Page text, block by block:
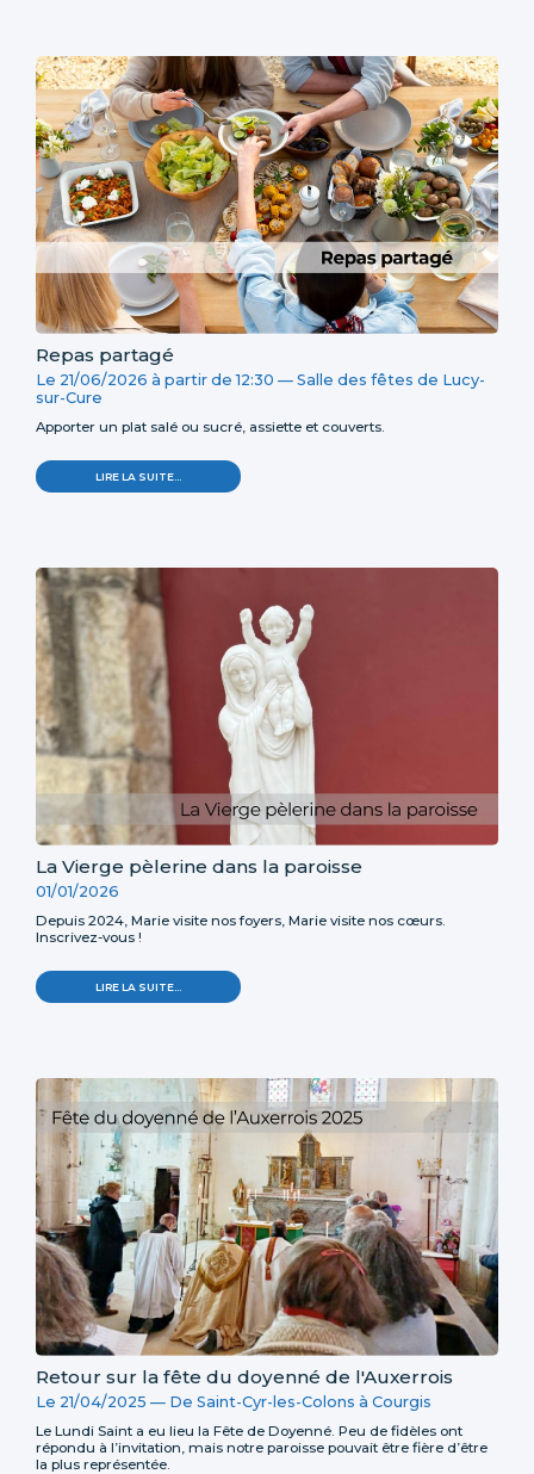
Repas partagé
Le 21/06/2026 à partir de12:30 — Salle des fêtes de Lucy-
sur-Cure
Apporter un plat salé ou sucré, assiette et couverts.
REPAS
PARTAGÉ
LIRE LA SUITE…
La Vierge pèlerine dans la paroisse
01/01/2026
Depuis 2024, Marie visite nos foyers, Marie visite nos cœurs.
Inscrivez-vous !
LA
VIERGE
PAROISSE
LIRE LA SUITE…
Retour sur la fête du doyenné de l'Auxerrois
Le 21/04/2025 — De Saint-Cyr-les-Colons à Courgis
Le Lundi Saint a eu lieu la Fête de Doyenné. Peu de fidèles ont
répondu à l’invitation, mais notre paroisse pouvait être fière d’être
la plus représentée.